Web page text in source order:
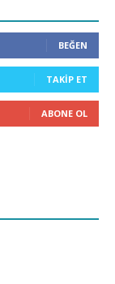
BEĞEN
TAKIP ET
ABONE OL